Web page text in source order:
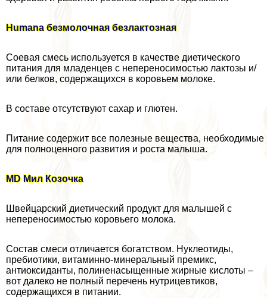
Humana безмолочная безлактозная
Соевая смесь используется в качестве диетического
питания для младенцев с непереносимостью лактозы и/
или белков, содержащихся в коровьем молоке.
В составе отсутствуют сахар и глютен.
Питание содержит все полезные вещества, необходимые
для полноценного развития и роста малыша.
MD Мил Козочка
Швейцарский диетический продукт для малышей с
непереносимостью коровьего молока.
Состав смеси отличается богатством. Нуклеотиды,
пребиотики, витаминно-минеральный премикс,
антиоксиданты, полиненасыщенные жирные кислоты –
вот далеко не полный перечень нутрицевтиков,
содержащихся в питании.